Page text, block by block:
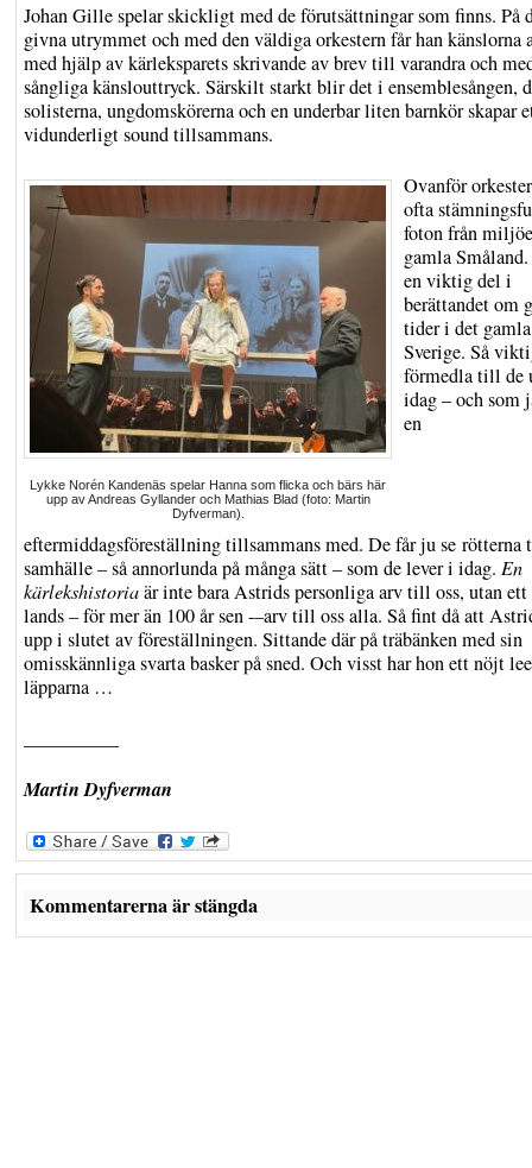
Johan Gille spelar skickligt med de förutsättningar som finns. På
givna utrymmet och med den väldiga orkestern får han känslorna
med hjälp av kärleksparets skrivande av brev till varandra och
sångliga känslouttryck. Särskilt starkt blir det i ensemblesången,
solisterna, ungdomskörerna och en underbar liten barnkör skapar
vidunderligt sound tillsammans.
Lykke Norén Kandenäs spelar Hanna som flicka och bärs här
upp av Andreas Gyllander och Mathias Blad (foto: Martin
Dyfverman).
Ovanför
ofta
foton från
gamla
en viktig del i
berättandet om
tider i det gamla
Sverige. Så
förmedla till de
idag – och som
en
eftermiddagsföreställning tillsammans med. De får ju se
samhälle – så annorlunda på många sätt – som de lever i idag. En
kärlekshistoriaär inte bara Astrids personliga arv till oss, utan ett
lands – för mer än 100 år sen -–arv till oss alla. Så fint då att
upp i slutet av föreställningen. Sittande där på träbänken med sin
omisskännliga svarta basker på sned. Och visst har hon ett nöjt
läpparna …
Martin Dyfverman
Kommentarerna är stängda